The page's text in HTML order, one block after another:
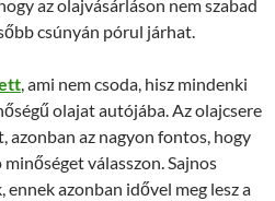
az olajvásárláson nem szabad
csúnyán pórul járhat.
, ami nem csoda, hisz mindenki
olajat autójába. Az olajcsere
azonban az nagyon fontos, hogy
válasszon. Sajnos
ennek azonban idővel meg lesz a